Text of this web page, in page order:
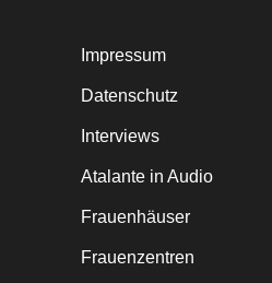
Impressum
Datenschutz
Interviews
Atalante in Audio
Frauenhäuser
Frauenzentren